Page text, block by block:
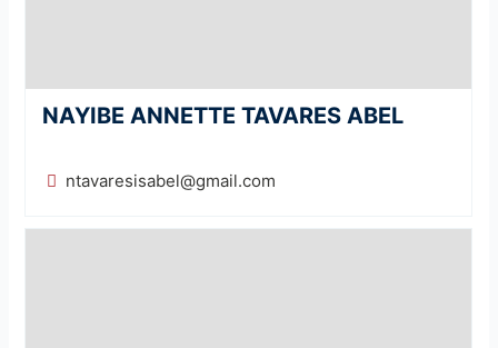
NAYIBE ANNETTE TAVARES ABEL
ntavaresisabel@gmail.com